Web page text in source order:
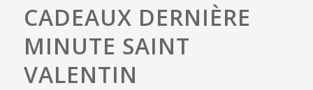
CADEAUX DERNIÈRE
MINUTE SAINT
VALENTIN